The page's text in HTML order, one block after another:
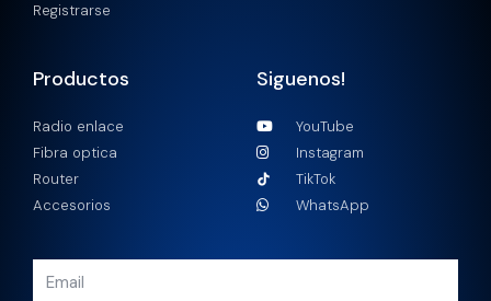
Registrarse
Productos
Radio enlace
Fibra optica
Router
Accesorios
Siguenos!
YouTube
Instagram
TikTok
WhatsApp